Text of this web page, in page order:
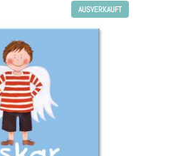
AUSVERKAUFT